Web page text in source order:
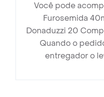
Você pode
Furosemida
Donaduzzi 20
Quando o
entregador o